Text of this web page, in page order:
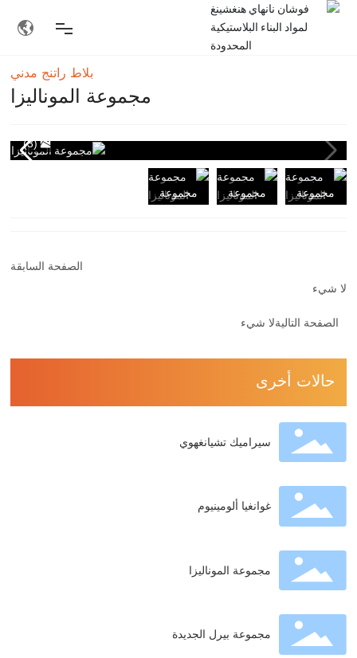
بلاط راتنج مدني
مجموعة الموناليزا
(3)
مجموعة
مجموعة
مجموعة
الصفحة السابقة
لا شيء
الصفحة التاليةلا شيء
حالات أخرى
سيراميك تشيانغهوي
غوانغيا ألومينيوم
مجموعة الموناليزا
مجموعة بيرل الجديدة